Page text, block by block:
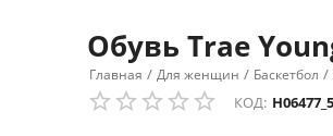
Обувь Trae
Главная / Для женщин / Баскетбол /
КОД: